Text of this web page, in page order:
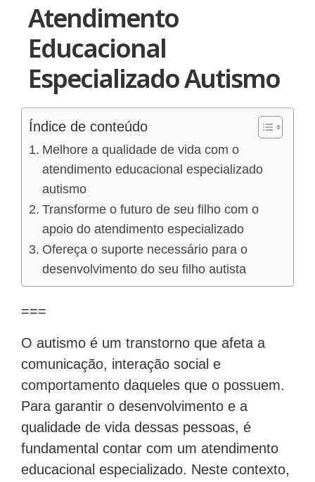
Atendimento
Educacional
Especializado Autismo
Índice de conteúdo
Melhore a qualidade de vida com o
atendimento educacional especializado
autismo
Transforme o futuro de seu filho com o
apoio do atendimento especializado
Ofereça o suporte necessário para o
desenvolvimento do seu filho autista
===
O autismo é um transtorno que afeta a
comunicação, interação social e
comportamento daqueles que o possuem.
Para garantir o desenvolvimento e a
qualidade de vida dessas pessoas, é
fundamental contar com um atendimento
educacional especializado. Neste contexto,